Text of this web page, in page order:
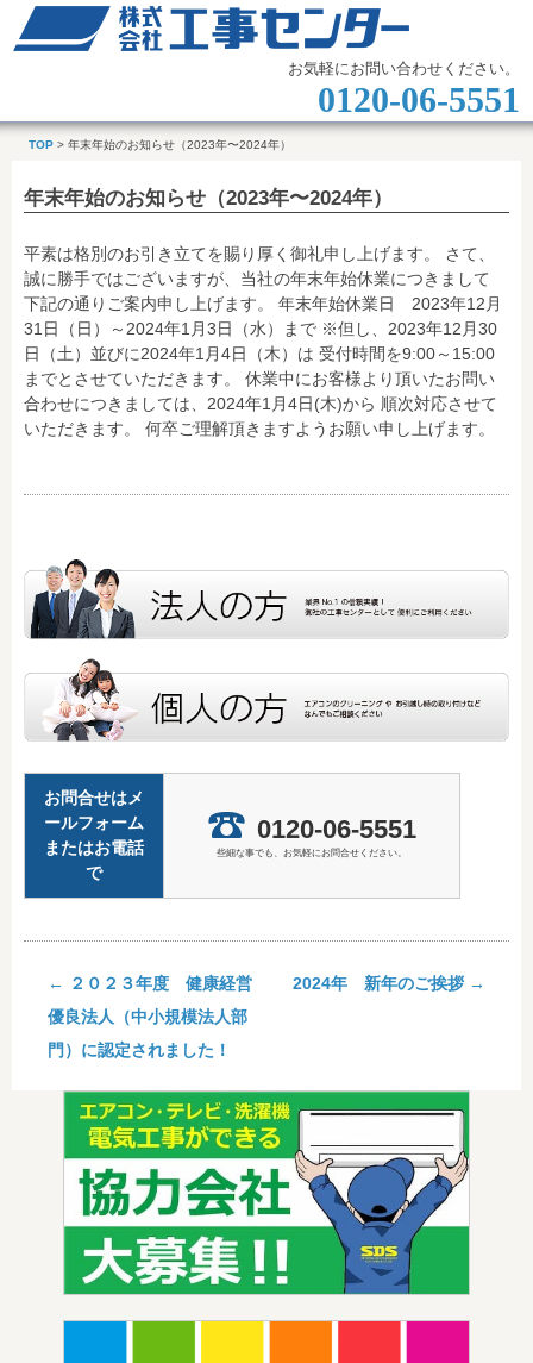
お気軽にお問い合わせください。
0120-06-5551
TOP > 年末年始のお知らせ（2023年〜2024年）
年末年始のお知らせ（2023年〜2024年）
平素は格別のお引き立てを賜り厚く御礼申し上げます。 さて、
誠に勝手ではございますが、当社の年末年始休業につきまして
下記の通りご案内申し上げます。 年末年始休業日 2023年12月
31日（日）～2024年1月3日（水）まで ※但し、2023年12月30
日（土）並びに2024年1月4日（木）は 受付時間を9:00～15:00
までとさせていただきます。 休業中にお客様より頂いたお問い
合わせにつきましては、2024年1月4日(木)から 順次対応させて
いただきます。 何卒ご理解頂きますようお願い申し上げます。
お問合せはメ
ールフォーム
またはお電話
で
0120-06-5551
些細な事でも、お気軽にお問合せください。
Post navigation
← ２０２３年度 健康経営
優良法人（中小規模法人部
門）に認定されました！
2024年 新年のご挨拶 →